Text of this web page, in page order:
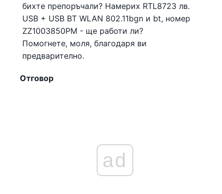
бихте препоръчали? Намерих RTL8723 лв.
USB + USB BT WLAN 802.11bgn и bt, номер
ZZ1003850PM - ще работи ли?
Помогнете, моля, благодаря ви
предварително.
Отговор
ad